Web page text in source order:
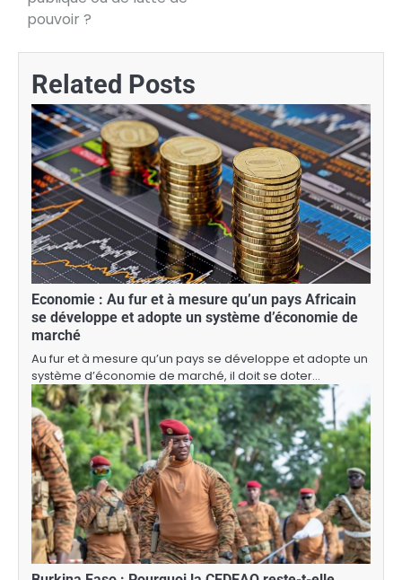
pouvoir ?
Related Posts
Economie : Au fur et à mesure qu’un pays Africain
se développe et adopte un système d’économie de
marché
Au fur et à mesure qu’un pays se développe et adopte un
système d’économie de marché, il doit se doter…